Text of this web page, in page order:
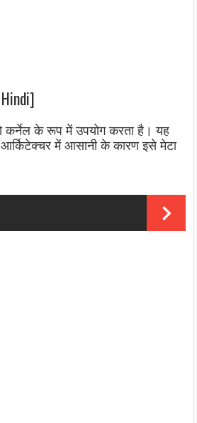
के रूप में उपयोग करता है। यह
में आसानी के कारण इसे मेटा